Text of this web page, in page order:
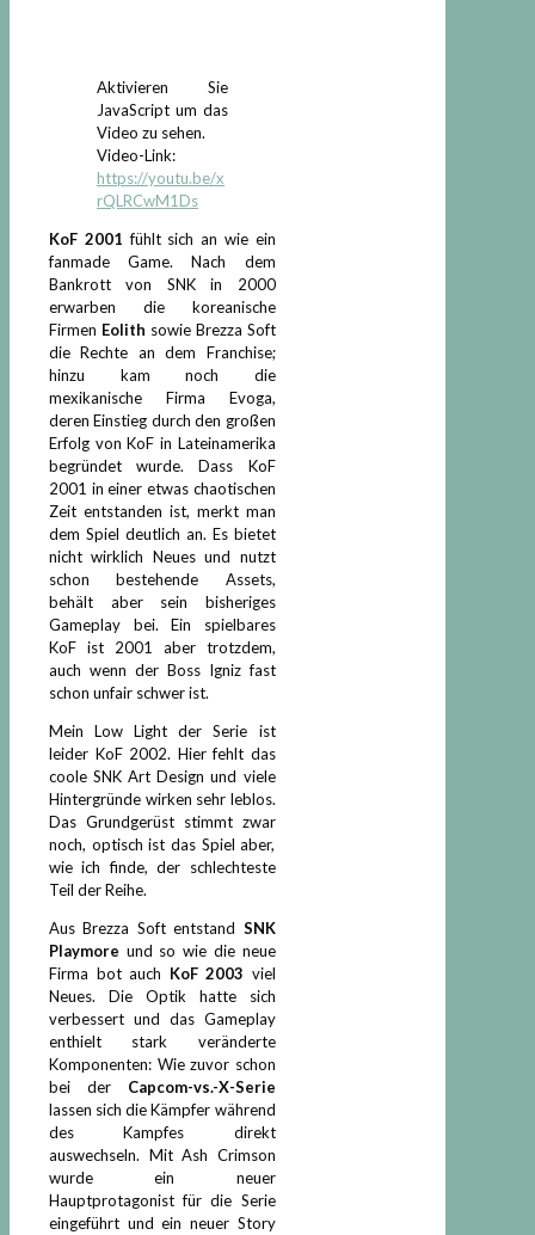
Aktivieren Sie
JavaScript um das
Video zu sehen.
Video-Link:
https://youtu.be/x
rQLRCwM1Ds
KoF 2001 fühlt sich an wie ein
fanmade Game. Nach dem
Bankrott von SNK in 2000
erwarben die koreanische
Firmen Eolith sowie Brezza Soft
die Rechte an dem Franchise;
hinzu kam noch die
mexikanische Firma Evoga,
deren Einstieg durch den großen
Erfolg von KoF in Lateinamerika
begründet wurde. Dass KoF
2001 in einer etwas chaotischen
Zeit entstanden ist, merkt man
dem Spiel deutlich an. Es bietet
nicht wirklich Neues und nutzt
schon bestehende Assets,
behält aber sein bisheriges
Gameplay bei. Ein spielbares
KoF ist 2001 aber trotzdem,
auch wenn der Boss Igniz fast
schon unfair schwer ist.
Mein Low Light der Serie ist
leider KoF 2002. Hier fehlt das
coole SNK Art Design und viele
Hintergründe wirken sehr leblos.
Das Grundgerüst stimmt zwar
noch, optisch ist das Spiel aber,
wie ich finde, der schlechteste
Teil der Reihe.
Aus Brezza Soft entstand SNK
Playmore und so wie die neue
Firma bot auch KoF 2003 viel
Neues. Die Optik hatte sich
verbessert und das Gameplay
enthielt stark veränderte
Komponenten: Wie zuvor schon
bei derCapcom-vs.-X-Serie
lassen sich die Kämpfer während
des Kampfes direkt
auswechseln. Mit Ash Crimson
wurde ein neuer
Hauptprotagonist für die Serie
eingeführt und ein neuer Story